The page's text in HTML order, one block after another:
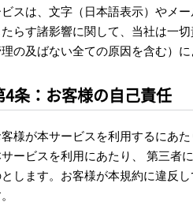
スは、文字（日本語表示）やメ
らす諸影響に関して、当社は一
の及ばない全ての原因を含む）
4条：お客様の自己責任
客様が本サービスを利用するにあ
ービスを利用にあたり、 第三者
します。お客様が本規約に違反